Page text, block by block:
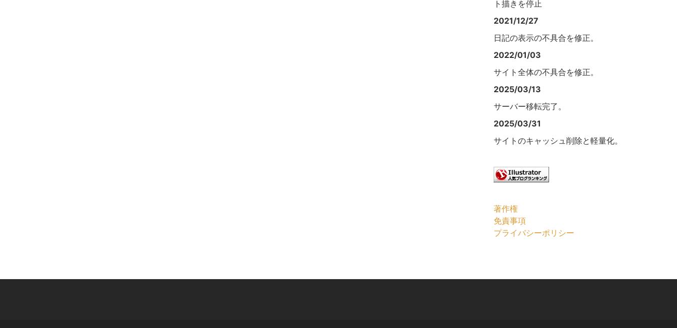
ト描きを停止
2021/12/27
日記の表示の不具合を修正。
2022/01/03
サイト全体の不具合を修正。
2025/03/13
サーバー移転完了。
2025/03/31
サイトのキャッシュ削除と軽量化。
著作権
免責事項
プライバシーポリシー